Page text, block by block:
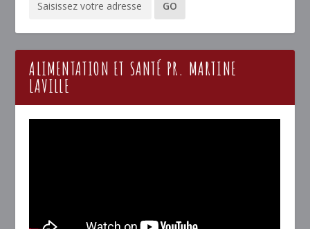
ALIMENTATION ET SANTÉ PR. MARTINE
LAVILLE